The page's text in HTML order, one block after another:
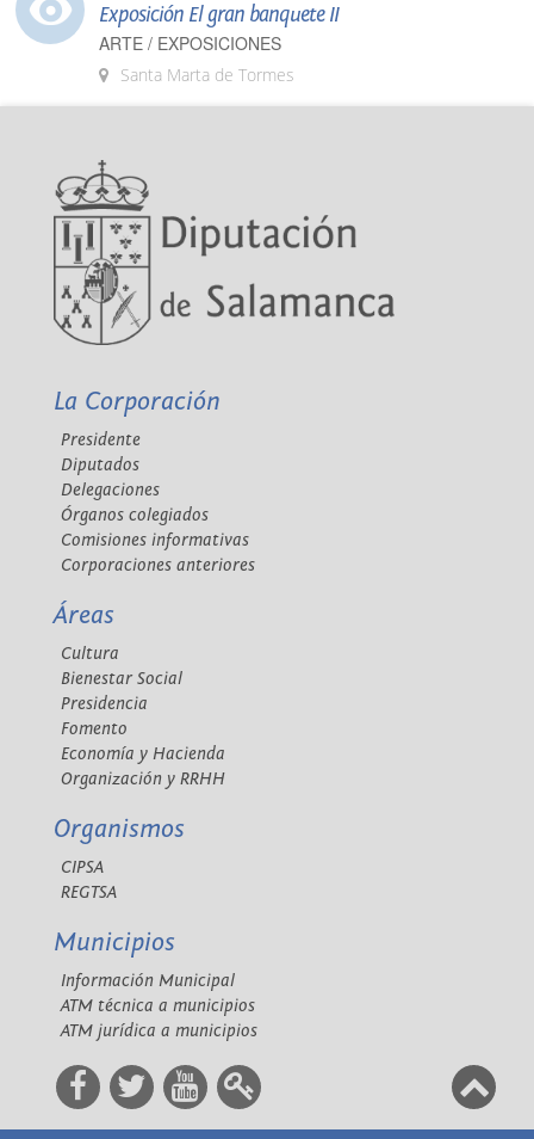
Exposición El gran banquete II
ARTE / EXPOSICIONES
Santa Marta de Tormes
La Corporación
Presidente
Diputados
Delegaciones
Órganos colegiados
Comisiones informativas
Corporaciones anteriores
Áreas
Cultura
Bienestar Social
Presidencia
Fomento
Economía y Hacienda
Organización y RRHH
Organismos
CIPSA
REGTSA
Municipios
Información Municipal
ATM técnica a municipios
ATM jurídica a municipios